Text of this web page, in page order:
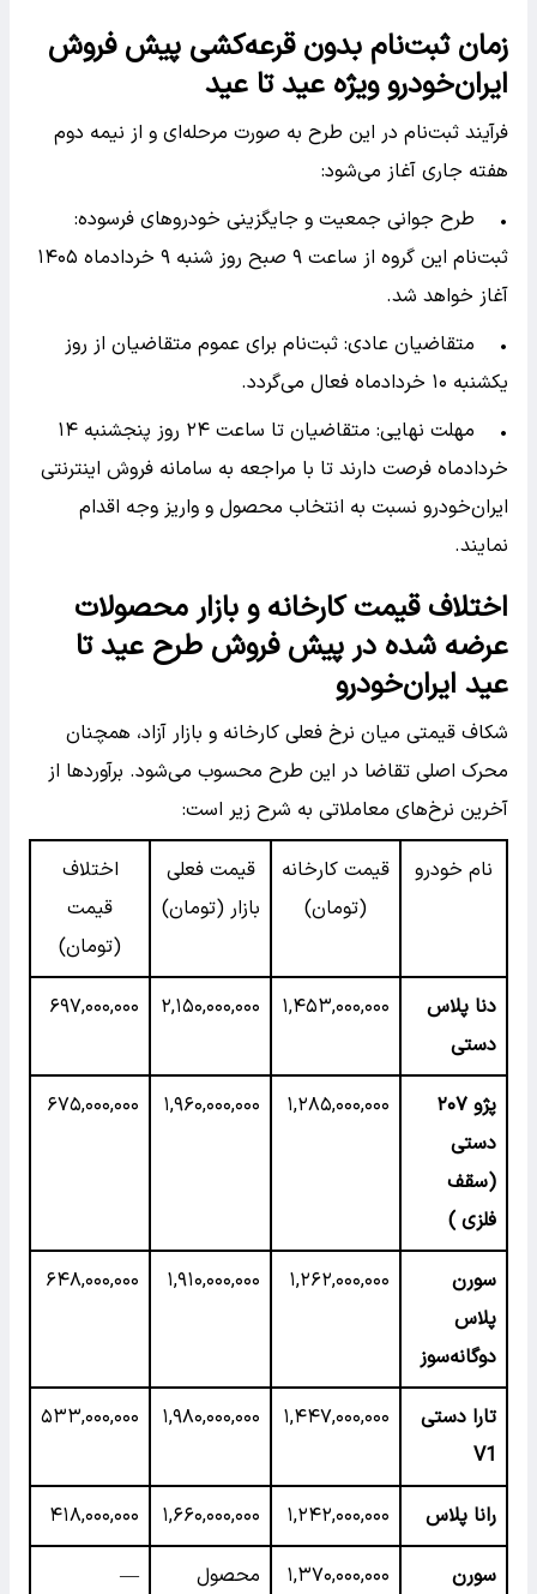
زمان ثبت‌نام بدون قرعه‌کشی پیش فروش
ایران‌خودرو ویژه عید تا عید
فرآیند ثبت‌نام در این طرح به صورت مرحله‌ای و از نیمه دوم
هفته جاری آغاز می‌شود:
• طرح جوانی جمعیت و جایگزینی خودروهای فرسوده:
ثبت‌نام این گروه از ساعت ۹ صبح روز شنبه ۹ خردادماه ۱۴۰۵
آغاز خواهد شد.
• متقاضیان عادی: ثبت‌نام برای عموم متقاضیان از روز
یکشنبه ۱۰ خردادماه فعال می‌گردد.
• مهلت نهایی: متقاضیان تا ساعت ۲۴ روز پنجشنبه ۱۴
خردادماه فرصت دارند تا با مراجعه به سامانه فروش اینترنتی
ایران‌خودرو نسبت به انتخاب محصول و واریز وجه اقدام
نمایند.
اختلاف قیمت کارخانه و بازار محصولات
عرضه شده در پیش فروش طرح عید تا
عید ایران‌خودرو
شکاف قیمتی میان نرخ فعلی کارخانه و بازار آزاد، همچنان
محرک اصلی تقاضا در این طرح محسوب می‌شود. برآوردها از
آخرین نرخ‌های معاملاتی به شرح زیر است:
نام خودرو
قیمت کارخانه
(تومان)
قیمت فعلی
بازار (تومان)
اختلاف
قیمت
(تومان)
دنا پلاس
دستی
۱,۴۵۳,۰۰۰,۰۰۰ ۲,۱۵۰,۰۰۰,۰۰۰ ۶۹۷,۰۰۰,۰۰۰
پژو ۲۰۷
دستی
(سقف
فلزی )
۱,۲۸۵,۰۰۰,۰۰۰ ۱,۹۶۰,۰۰۰,۰۰۰ ۶۷۵,۰۰۰,۰۰۰
سورن
پلاس
دوگانه‌سوز
۱,۲۶۲,۰۰۰,۰۰۰ ۱,۹۱۰,۰۰۰,۰۰۰ ۶۴۸,۰۰۰,۰۰۰
تارا دستی
V1
۱,۴۴۷,۰۰۰,۰۰۰ ۱,۹۸۰,۰۰۰,۰۰۰ ۵۳۳,۰۰۰,۰۰۰
رانا پلاس ۱,۲۴۲,۰۰۰,۰۰۰ ۱,۶۶۰,۰۰۰,۰۰۰ ۴۱۸,۰۰۰,۰۰۰
سورن ۱,۳۷۰,۰۰۰,۰۰۰ محصول —